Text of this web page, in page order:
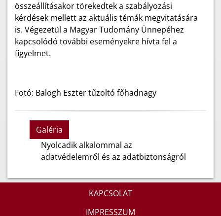
összeállításakor törekedtek a szabályozási
kérdések mellett az aktuális témák megvitatására
is. Végezetül a Magyar Tudomány Ünnepéhez
kapcsolódó további eseményekre hívta fel a
figyelmet.
Fotó: Balogh Eszter tűzoltó főhadnagy
Galéria
Nyolcadik alkalommal az
adatvédelemről és az adatbiztonságról
KAPCSOLAT
IMPRESSZUM